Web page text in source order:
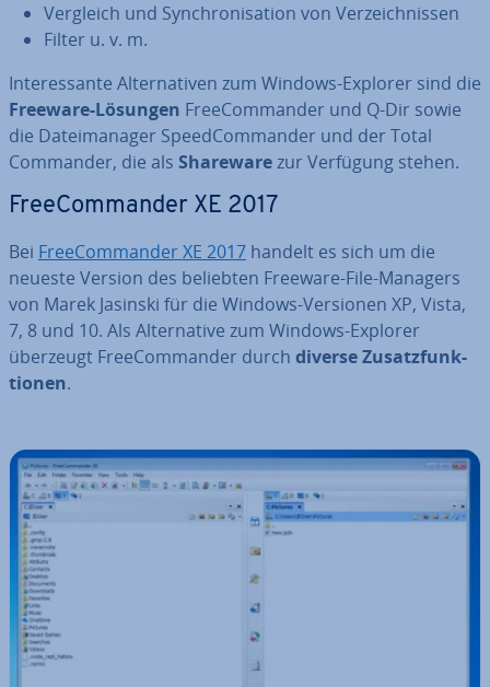
Vergleich und Syn­chro­ni­sa­ti­on von Ver­zeich­nis­sen
Filter u. v. m.
In­ter­es­san­te Al­ter­na­ti­ven zum Windows-Explorer sind die
Freeware-Lösungen Free­Com­man­der und Q-Dir sowie
die Da­tei­ma­na­ger Speed­Com­man­der und der Total
Commander, die als Sharewarezur Verfügung stehen.
Free­Com­man­der XE 2017
Bei Free­Com­man­der XE 2017 handelt es sich um die
neueste Version des beliebten Freeware-File-Managers
von Marek Jasinski für die Windows-Versionen XP, Vista,
7, 8 und 10. Als Al­ter­na­ti­ve zum Windows-Explorer
überzeugt Free­Com­man­der durch diverse Zu­satz­funk­
tio­nen.